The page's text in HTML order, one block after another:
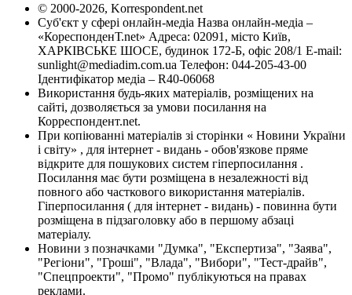
© 2000-2026, Korrespondent.net
Суб'єкт у сфері онлайн-медіа Назва онлайн-медіа –
«КореспонденТ.net» Адреса: 02091, місто Київ,
ХАРКІВСЬКЕ ШОСЕ, будинок 172-Б, офіс 208/1 E-mail:
sunlight@mediadim.com.ua Телефон: 044-205-43-00
Ідентифікатор медіа – R40-06068
Використання будь-яких матеріалів, розміщених на
сайті, дозволяється за умови посилання на
Корреспондент.net.
При копіюванні матеріалів зі сторінки « Новини України
і світу» , для інтернет - видань - обов'язкове пряме
відкрите для пошукових систем гіперпосилання .
Посилання має бути розміщена в незалежності від
повного або часткового використання матеріалів.
Гіперпосилання ( для інтернет - видань) - повинна бути
розміщена в підзаголовку або в першому абзаці
матеріалу.
Новини з позначками "Думка", "Експертиза", "Заява",
"Регіони", "Гроші", "Влада", "Вибори", "Тест-драйв",
"Спецпроекти", "Промо" публікуються на правах
реклами.